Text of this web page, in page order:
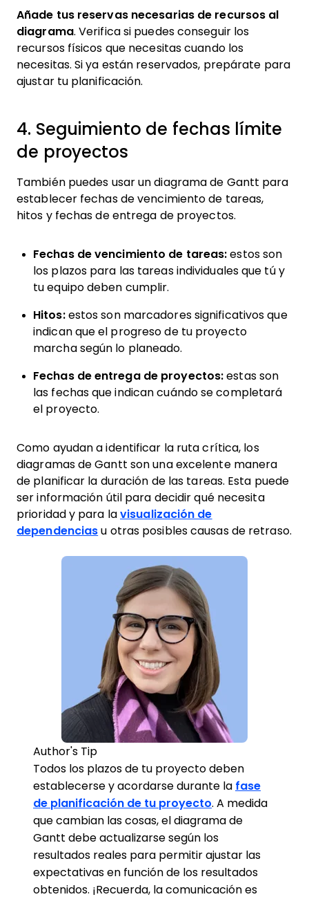
Añade tus reservas necesarias de recursos al
diagrama. Verifica si puedes conseguir los
recursos físicos que necesitas cuando los
necesitas. Si ya están reservados, prepárate para
ajustar tu planificación.
4. Seguimiento de fechas límite
de proyectos
También puedes usar un diagrama de Gantt para
establecer fechas de vencimiento de tareas,
hitos y fechas de entrega de proyectos.
Fechas de vencimiento de tareas: estos son
los plazos para las tareas individuales que tú y
tu equipo deben cumplir.
Hitos:estos son marcadores significativos que
indican que el progreso de tu proyecto
marcha según lo planeado.
Fechas de entrega de proyectos: estas son
las fechas que indican cuándo se completará
el proyecto.
Como ayudan a identificar la ruta crítica, los
diagramas de Gantt son una excelente manera
de planificar la duración de las tareas. Esta puede
ser información útil para decidir qué necesita
prioridad y para la visualización de
dependencias u otras posibles causas de retraso.
Author's Tip
Todos los plazos de tu proyecto deben
establecerse y acordarse durante la fase
de planificación de tu proyecto. A medida
que cambian las cosas, el diagrama de
Gantt debe actualizarse según los
resultados reales para permitir ajustar las
expectativas en función de los resultados
obtenidos. ¡Recuerda, la comunicación es